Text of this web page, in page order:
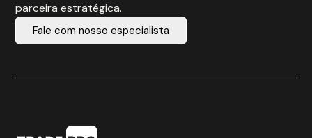
parceira estratégica.
Fale com nosso especialista